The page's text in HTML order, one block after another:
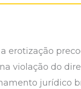
erotização
violação do
jurídico